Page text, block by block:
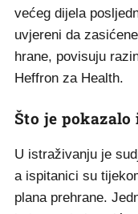
većeg dijela
uvjereni da
hrane, povisuju
Heffron za Health.
Što je
U istraživanju je
a ispitanici su
plana prehrane.